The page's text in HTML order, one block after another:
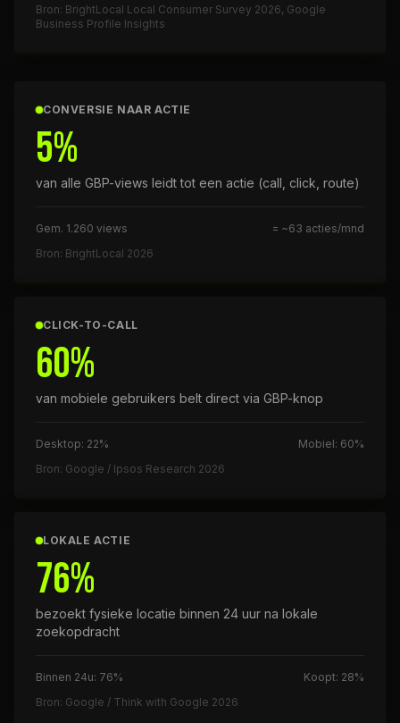
Bron: BrightLocal Local Consumer Survey 2026, Google
Business Profile Insights
CONVERSIE NAAR ACTIE
5%
van alle GBP-views leidt tot een actie (call, click, route)
Gem. 1.260 views
= ~63 acties/mnd
Bron: BrightLocal 2026
CLICK-TO-CALL
60%
van mobiele gebruikers belt direct via GBP-knop
Desktop: 22%
Mobiel: 60%
Bron: Google / Ipsos Research 2026
LOKALE ACTIE
76%
bezoekt fysieke locatie binnen 24 uur na lokale
zoekopdracht
Binnen 24u: 76%
Koopt: 28%
Bron: Google / Think with Google 2026